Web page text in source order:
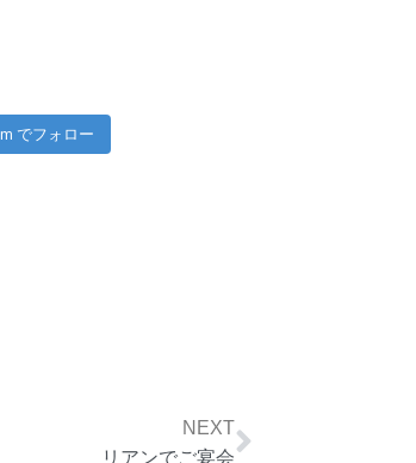
でフォロー
NEXT
リアンでご宴会
Next